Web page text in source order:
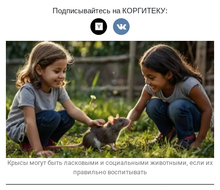
Подписывайтесь на КОРГИТЕКУ:
Крысы могут быть ласковыми и социальными животными, если их
правильно воспитывать